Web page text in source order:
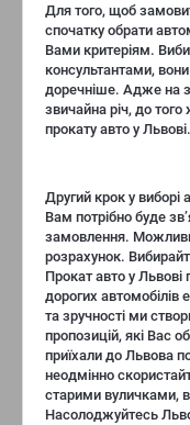
Для того, щоб
спочатку обрати
Вами критеріям.
консультантами,
доречніше. Адже на
звичайна річ, до того
прокату авто у Львові.
Другий крок у виборі
Вам потрібно буде
замовлення.
розрахунок.
Прокат авто у
дорогих
та зручності ми
пропозицій, які Вас
приїхали до Львова
неодмінно
старими вуличками,
Насолоджуйтесь